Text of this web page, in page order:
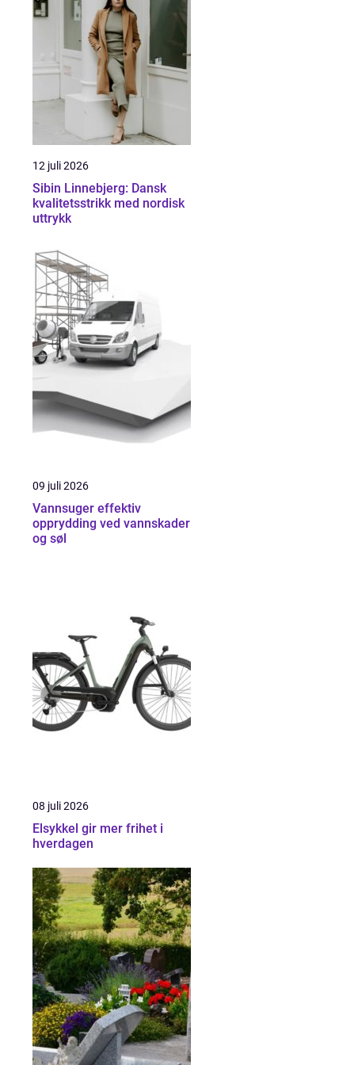
12 juli 2026
Sibin Linnebjerg: Dansk
kvalitetsstrikk med nordisk
uttrykk
09 juli 2026
Vannsuger effektiv
opprydding ved vannskader
og søl
08 juli 2026
Elsykkel gir mer frihet i
hverdagen